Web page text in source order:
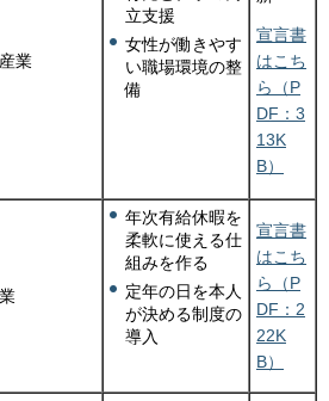
業
立支援
女性が働きやす
い職場環境の整
備
宣言書
はこち
ら（P
DF：3
13K
B）
年次有給休暇を
柔軟に使える仕
組みを作る
定年の日を本人
が決める制度の
導入
宣言書
はこち
ら（P
DF：2
22K
B）